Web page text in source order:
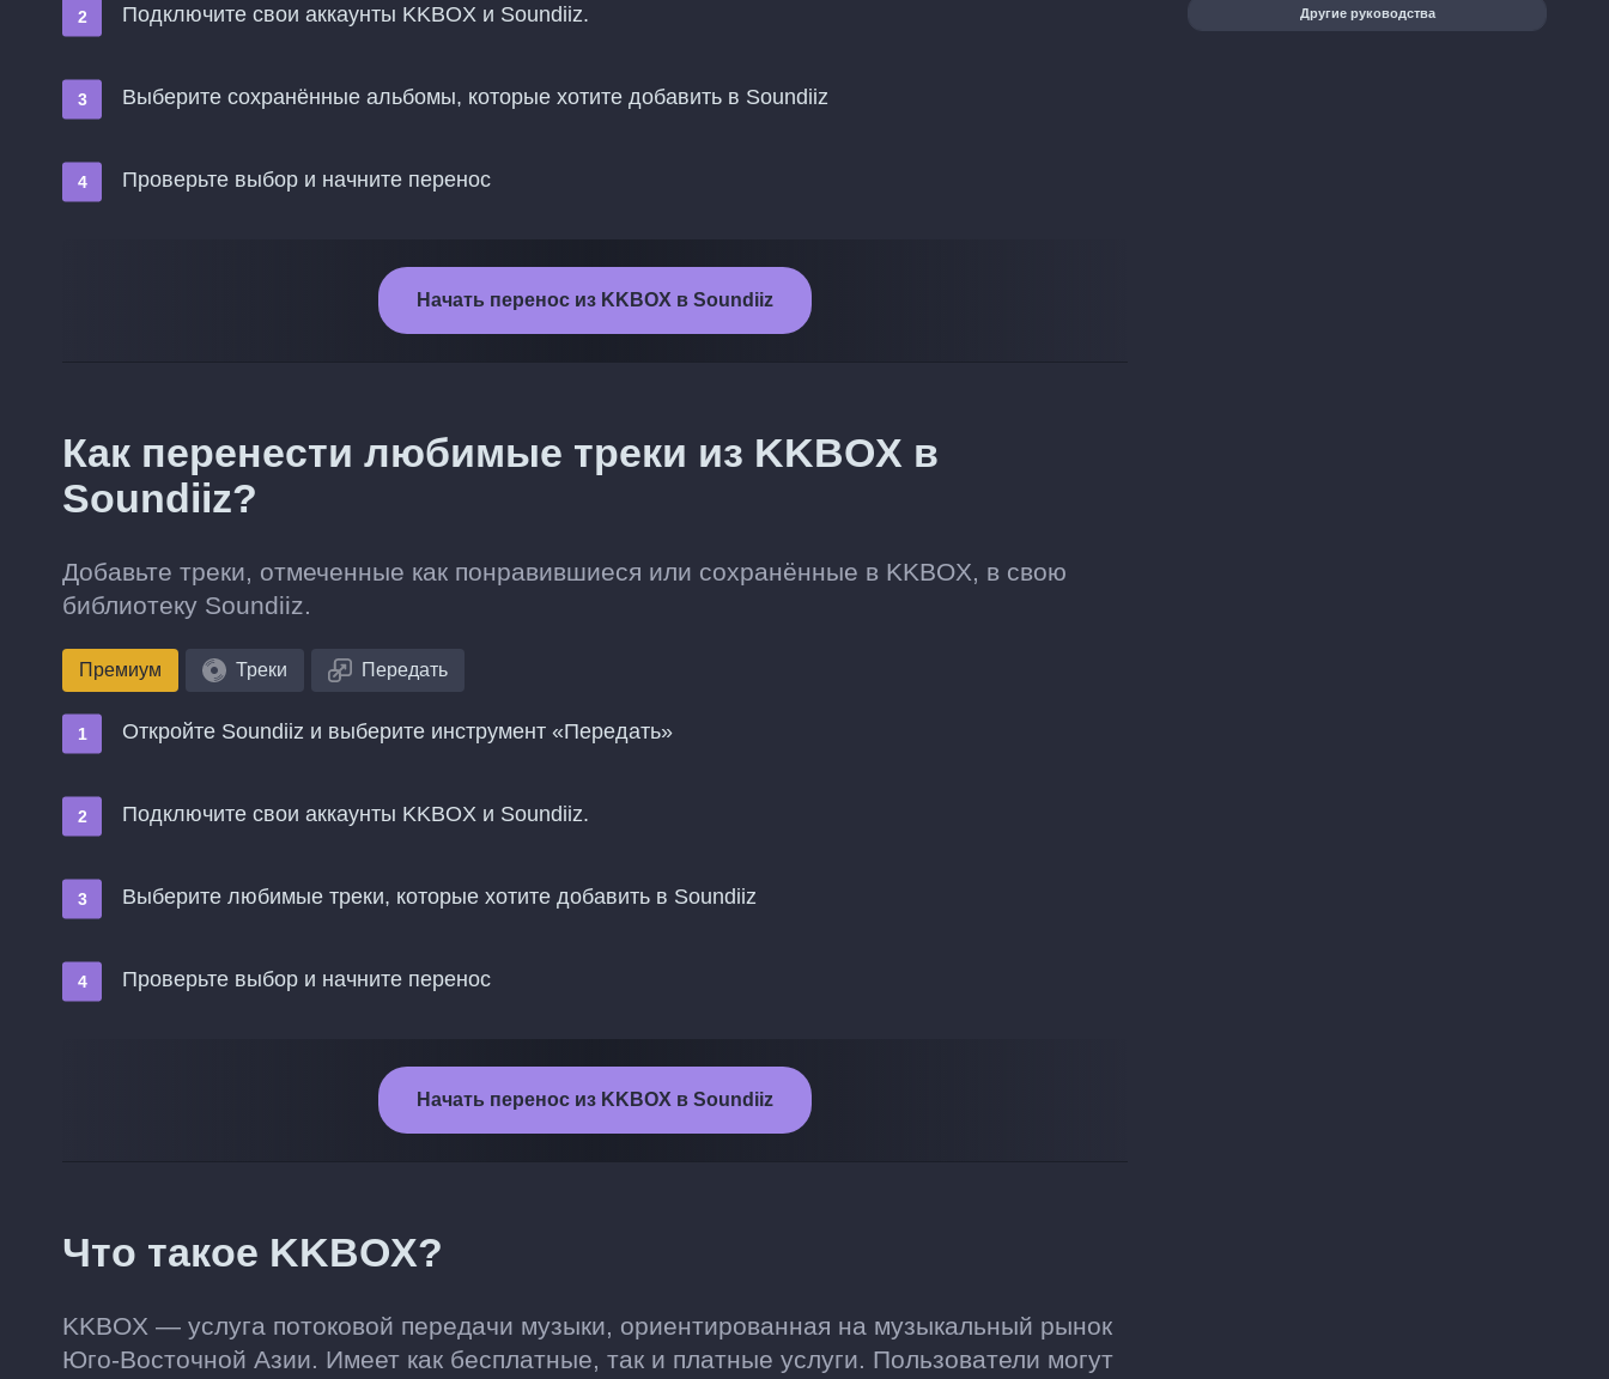
Подключите свои аккаунты KKBOX и Soundiiz.
Выберите сохранённые альбомы, которые хотите добавить в Soundiiz
Проверьте выбор и начните перенос
Начать перенос из KKBOX в Soundiiz
Как перенести любимые треки из KKBOX в
Soundiiz?
Добавьте треки, отмеченные как понравившиеся или сохранённые в KKBOX, в свою
библиотеку Soundiiz.
Премиум Треки Передать
Откройте Soundiiz и выберите инструмент «Передать»
Подключите свои аккаунты KKBOX и Soundiiz.
Выберите любимые треки, которые хотите добавить в Soundiiz
Проверьте выбор и начните перенос
Начать перенос из KKBOX в Soundiiz
Что такое KKBOX?
KKBOX — услуга потоковой передачи музыки, ориентированная на музыкальный рынок
Юго-Восточной Азии. Имеет как бесплатные, так и платные услуги. Пользователи могут
Другие руководства